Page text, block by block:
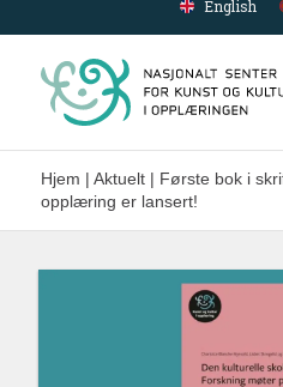
English
Hjem | Aktuelt | Første bok i
opplæring er lansert!